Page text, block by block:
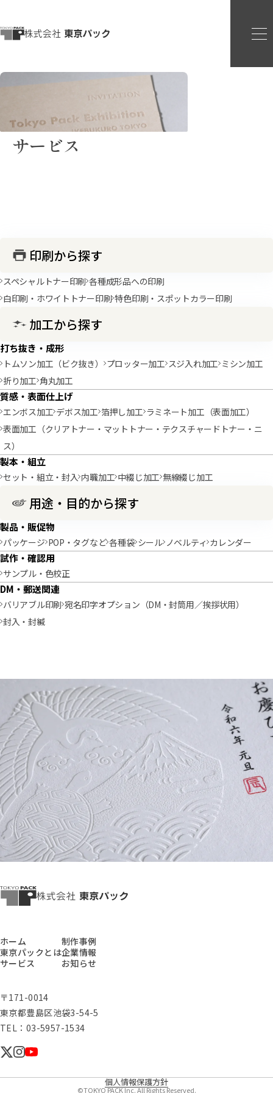
サービス
印刷から探す
スペシャルトナー印刷 各種成形品への印刷
白印刷・ホワイトトナー印刷 特色印刷・スポットカラー印刷
加工から探す
打ち抜き・成形
トムソン加工（ビク抜き） プロッター加工 スジ入れ加工 ミシン加工
折り加工 角丸加工
質感・表面仕上げ
エンボス加工 デボス加工 箔押し加工 ラミネート加工（表面加工）
表面加工（クリアトナー・マットトナー・テクスチャードトナー・ニ
ス）
製本・組立
セット・組立・封入 内職加工 中綴じ加工 無線綴じ加工
用途・目的から探す
製品・販促物
パッケージ POP・タグなど 各種袋 シール ノベルティ カレンダー
試作・確認用
サンプル・色校正
DM・郵送関連
バリアブル印刷 宛名印字オプション（DM・封筒用／挨拶状用）
封入・封緘
〒171-0014
東京都豊島区池袋3-54-5
TEL：03-5957-1534
ホーム
東京パックとは
サービス
制作事例
企業情報
お知らせ
©TOKYO PACK Inc. All Rights Reserved.
個人情報保護方針